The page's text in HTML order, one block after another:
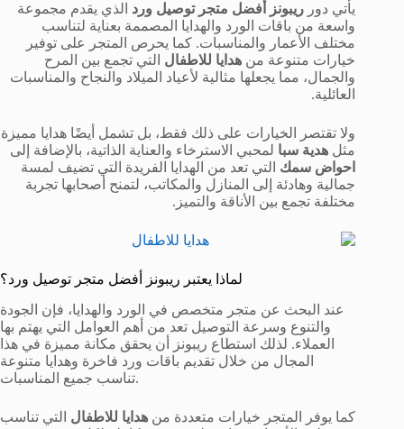
يأتي دور ريبونز أفضل متجر توصيل ورد الذي يقدم مجموعة
واسعة من باقات الورد والهدايا المصممة بعناية لتناسب
مختلف الأعمار والمناسبات. كما يحرص المتجر على توفير
خيارات متنوعة من هدايا للاطفال التي تجمع بين المرح
والجمال، مما يجعلها مثالية لأعياد الميلاد والنجاح والمناسبات
العائلية.
ولا تقتصر الخيارات على ذلك فقط، بل تشمل أيضًا هدايا مميزة
مثل هدية سبا لمحبي الاسترخاء والعناية الذاتية، بالإضافة إلى
احواض سمك التي تعد من الهدايا الفريدة التي تضيف لمسة
جمالية وهادئة إلى المنازل والمكاتب، لتمنح أصحابها تجربة
مختلفة تجمع بين الأناقة والتميز.
لماذا يعتبر ريبونز أفضل متجر توصيل ورد؟
عند البحث عن متجر متخصص في الورد والهدايا، فإن الجودة
والتنوع وسرعة التوصيل تعد من أهم العوامل التي يهتم بها
العملاء. لذلك استطاع ريبونز أن يحقق مكانة مميزة في هذا
المجال من خلال تقديم باقات ورد فاخرة وهدايا متنوعة
تناسب جميع المناسبات.
كما يوفر المتجر خيارات متعددة من هدايا للاطفال التي تناسب